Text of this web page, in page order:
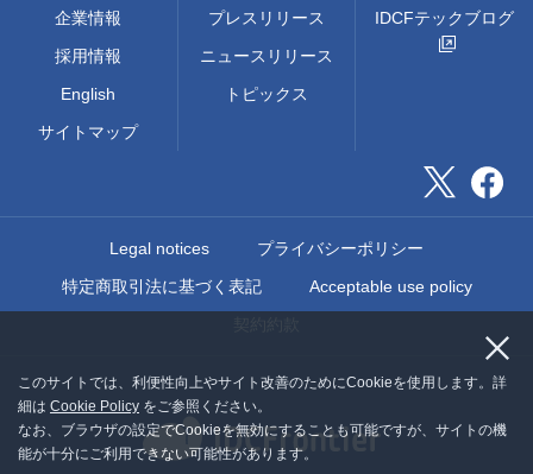
このサイトでは、利便性向上やサイト改善のためにCookieを使用します。詳
細は Cookie Policy をご参照ください。
なお、ブラウザの設定でCookieを無効にすることも可能ですが、サイトの機
能が十分にご利用できない可能性があります。
企業情報
採用情報
English
サイトマップ
プレスリリース
ニュースリリース
トピックス
IDCFテックブログ
Legal notices
プライバシーポリシー
特定商取引法に基づく表記
Acceptable use policy